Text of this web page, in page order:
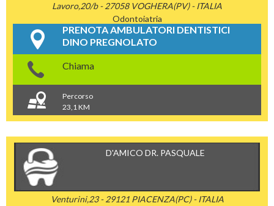
Lavoro,20/b - 27058 VOGHERA(PV) - ITALIA
Odontoiatria
PRENOTA AMBULATORI DENTISTICI
DINO PREGNOLATO
Chiama
Percorso
23,1 KM
D'AMICO DR. PASQUALE
Venturini,23 - 29121 PIACENZA(PC) - ITALIA